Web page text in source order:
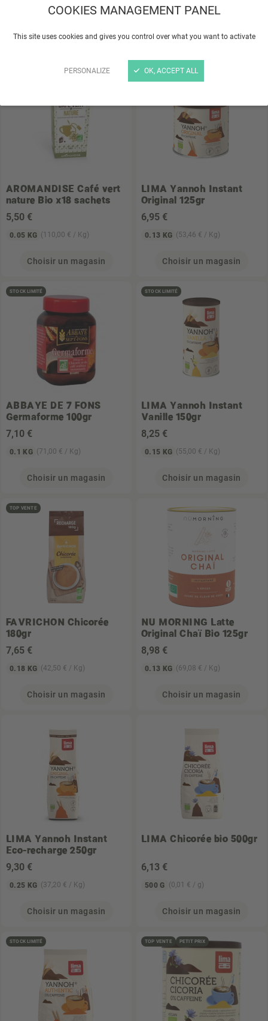
COOKIES MANAGEMENT PANEL
This site uses cookies and gives you control over what you want to activate
PERSONALIZE OK, ACCEPT ALL
AROMANDISE Café vert
nature Bio x18 sachets
5,50 €
0.05 KG (110,00 € / Kg)
Choisir un magasin
LIMA Yannoh Instant
Original 125gr
6,95 €
0.13 KG (53,46 € / Kg)
Choisir un magasin
STOCK LIMITÉ
ABBAYE DE 7 FONS
Germaforme 100gr
7,10 €
0.1 KG (71,00 € / Kg)
Choisir un magasin
STOCK LIMITÉ
LIMA Yannoh Instant
Vanille 150gr
8,25 €
0.15 KG (55,00 € / Kg)
Choisir un magasin
TOP VENTE
FAVRICHON Chicorée
180gr
7,65 €
0.18 KG (42,50 € / Kg)
Choisir un magasin
NU MORNING Latte
Original Chaï Bio 125gr
8,98 €
0.13 KG (69,08 € / Kg)
Choisir un magasin
LIMA Yannoh Instant
Eco-recharge 250gr
9,30 €
0.25 KG (37,20 € / Kg)
Choisir un magasin
LIMA Chicorée bio 500gr
6,13 €
500 G (0,01 € / g)
Choisir un magasin
STOCK LIMITÉ TOP VENTE PETIT PRIX